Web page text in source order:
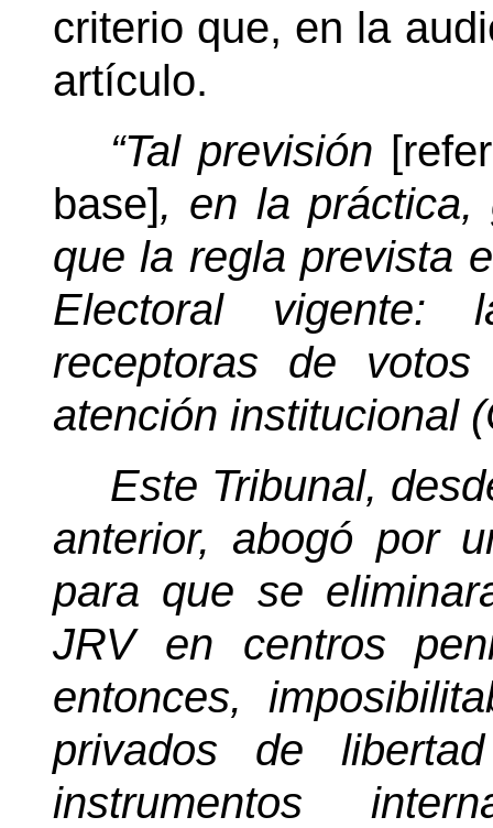
criterio que, en la
artículo.
“Tal previsión
base], en la práctica,
que la regla prevista
Electoral vigente:
receptoras de
atención institucional
Este Tribunal,
anterior, abogó por
para que se
JRV en centros
entonces,
privados de
instrumentos